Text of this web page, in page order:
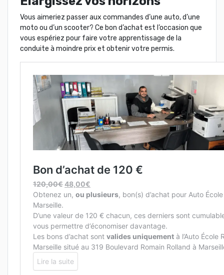
Vous aimeriez passer aux commandes d’une auto, d’une
moto ou d’un scooter? Ce bon d’achat est l’occasion que
vous espériez pour faire votre apprentissage de la
conduite à moindre prix et obtenir votre permis.